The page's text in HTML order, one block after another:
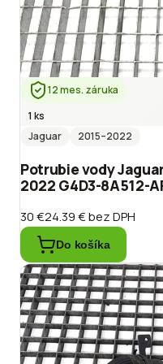
12 mes. záruka
1 ks
Jaguar
2015–2022
Potrubie vody
2022 G4D3-8A512-
30 €24.39 €bez DPH
Do košíka